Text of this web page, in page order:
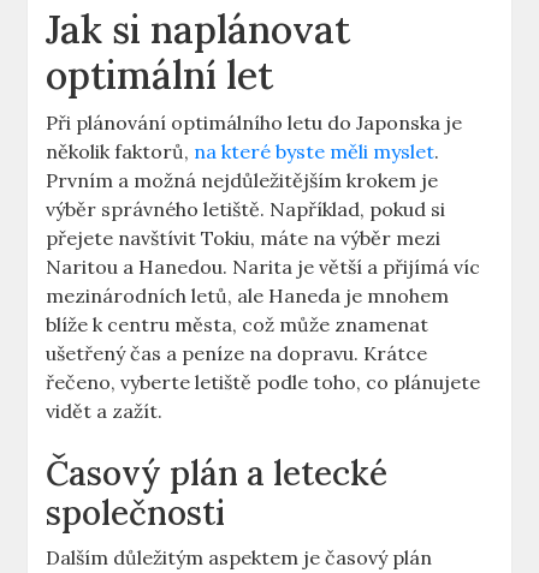
Jak si naplánovat
optimální let
Při plánování optimálního letu do Japonska je
několik faktorů, na které byste měli myslet.
Prvním a možná nejdůležitějším krokem je
výběr správného letiště. Například, pokud si
přejete navštívit Tokiu, máte na výběr mezi
Naritou a Hanedou. Narita je větší a přijímá víc
mezinárodních letů, ale Haneda je mnohem
blíže k centru města, což může znamenat
ušetřený čas a peníze na dopravu. Krátce
řečeno, vyberte letiště podle toho, co plánujete
vidět a zažít.
Časový plán a letecké
společnosti
Dalším důležitým aspektem je časový plán